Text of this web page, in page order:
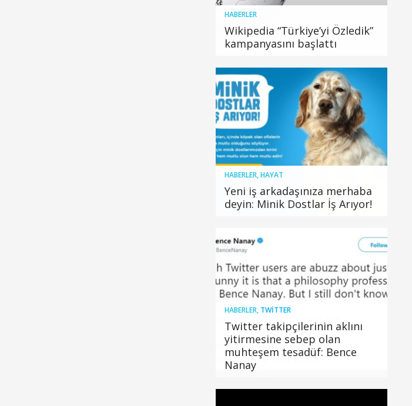
HABERLER
Wikipedia “Türkiye’yi Özledik”
kampanyasını başlattı
HABERLER,HAYAT
Yeni iş arkadaşınıza merhaba
deyin: Minik Dostlar İş Arıyor!
HABERLER, TWITTER
Twitter takipçilerinin aklını
yitirmesine sebep olan
muhteşem tesadüf: Bence
Nanay